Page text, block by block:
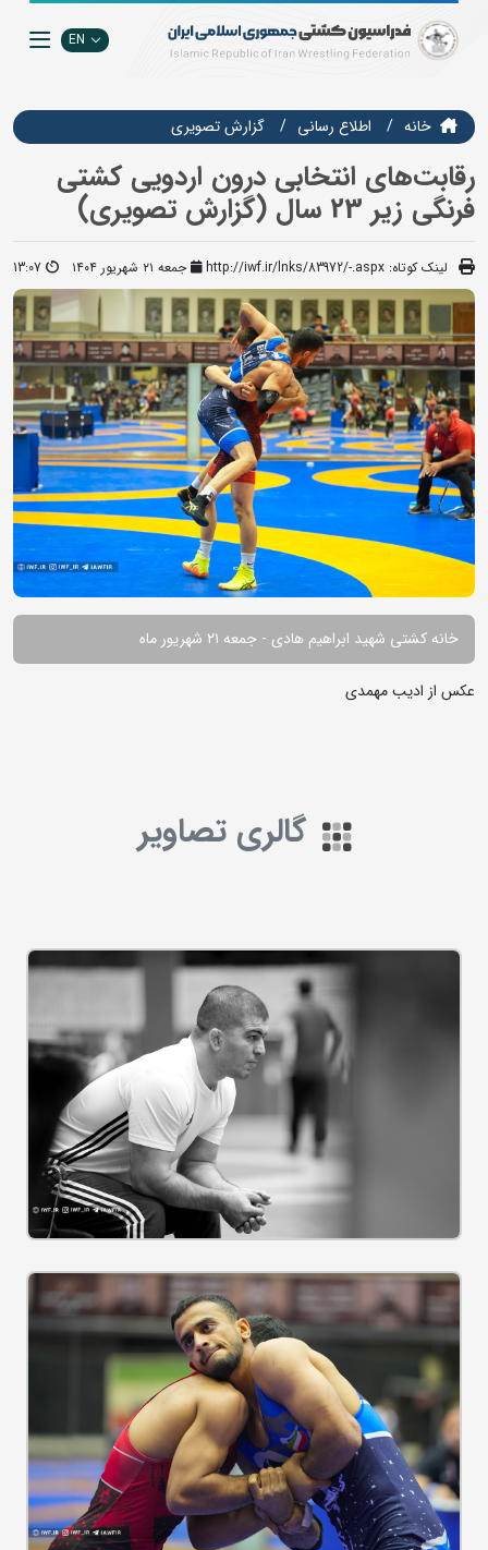
EN
خانه اطلاع رسانی گزارش تصويري
رقابت‌های انتخابی درون اردویی کشتی
فرنگی زیر 23 سال (گزارش تصویری)
لینک کوتاه: http://iwf.ir/lnks/83972/-.aspx جمعه ۲۱ شهریور ۱۴۰۴ 13:07
خانه کشتی شهید ابراهیم هادی - جمعه ۲۱ شهریور ماه
عکس از ادیب مهمدی
گالری تصاویر